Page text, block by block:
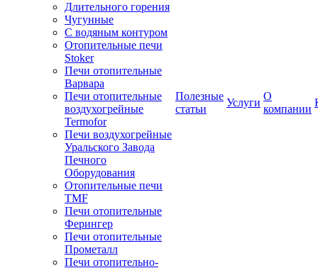
Длительного горения
Чугунные
C водяным контуром
Отопительные печи
Stoker
Печи отопительные
Варвара
Печи отопительные
воздухогрейные
Termofor
Печи воздухогрейные
Уральского Завода
Печного
Оборудования
Отопительные печи
TMF
Печи отопительные
Ферингер
Печи отопительные
Прометалл
Печи отопительно-
Полезные
статьи
Услуги
О
компании